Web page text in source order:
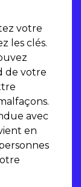
votre
les clés.
de votre
avec
en